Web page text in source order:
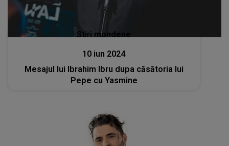
Stiri mondene
10 iun 2024
Mesajul lui Ibrahim Ibru dupa căsătoria lui
Pepe cu Yasmine